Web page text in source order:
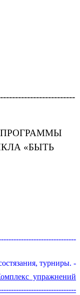
ПРОГРАММЫ
«БЫТЬ
турниры. -
упражнений